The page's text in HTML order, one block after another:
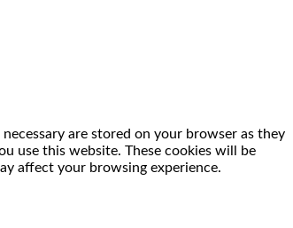
are stored on your browser as they
use this website. These cookies will be
affect your browsing experience.